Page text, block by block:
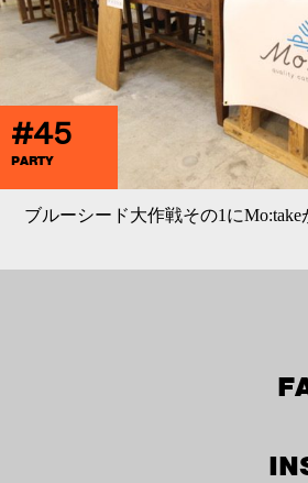
#45
PARTY
ブルーシード大作戦その1にMo:take